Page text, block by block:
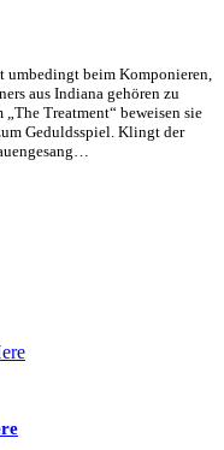
umbedingt beim Komponieren,
aus Indiana gehören zu
Treatment“ beweisen sie
Geduldsspiel. Klingt der